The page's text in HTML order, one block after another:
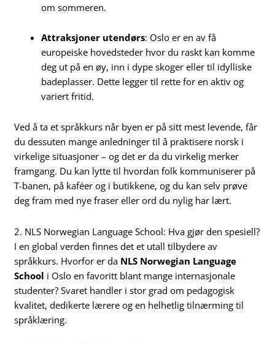
om sommeren.
Attraksjoner utendørs: Oslo er en av få
europeiske hovedsteder hvor du raskt kan komme
deg ut på en øy, inn i dype skoger eller til idylliske
badeplasser. Dette legger til rette for en aktiv og
variert fritid.
Ved å ta et språkkurs når byen er på sitt mest levende, får
du dessuten mange anledninger til å praktisere norsk i
virkelige situasjoner – og det er da du virkelig merker
framgang. Du kan lytte til hvordan folk kommuniserer på
T-banen, på kaféer og i butikkene, og du kan selv prøve
deg fram med nye fraser eller ord du nylig har lært.
2. NLS Norwegian Language School: Hva gjør den spesiell?
I en global verden finnes det et utall tilbydere av
språkkurs. Hvorfor er da NLS Norwegian Language
School i Oslo en favoritt blant mange internasjonale
studenter? Svaret handler i stor grad om pedagogisk
kvalitet, dedikerte lærere og en helhetlig tilnærming til
språklæring.